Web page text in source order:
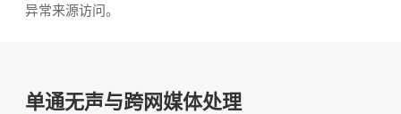
异常来源访问。
单通无声与跨网媒体处理